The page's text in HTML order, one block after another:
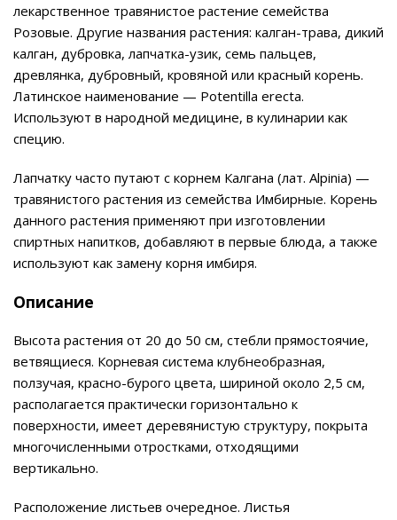
лекарственное травянистое растение семейства
Розовые. Другие названия растения: калган-трава, дикий
калган, дубровка, лапчатка-узик, семь пальцев,
древлянка, дубровный, кровяной или красный корень.
Латинское наименование — Potentilla erecta.
Используют в народной медицине, в кулинарии как
специю.
Лапчатку часто путают с корнем Калгана (лат. Alpinia) —
травянистого растения из семейства Имбирные. Корень
данного растения применяют при изготовлении
спиртных напитков, добавляют в первые блюда, а также
используют как замену корня имбиря.
Описание
Высота растения от 20 до 50 см, стебли прямостоячие,
ветвящиеся. Корневая система клубнеобразная,
ползучая, красно-бурого цвета, шириной около 2,5 см,
располагается практически горизонтально к
поверхности, имеет деревянистую структуру, покрыта
многочисленными отростками, отходящими
вертикально.
Расположение листьев очередное. Листья